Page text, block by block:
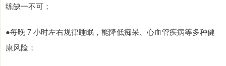
练缺一不可；
●每晚 7 小时左右规律睡眠，能降低痴呆、心血管疾病等多种健
康风险；